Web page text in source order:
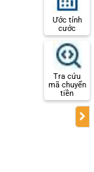
Ước tính
cước
Tra cứu
mã chuyển
tiền